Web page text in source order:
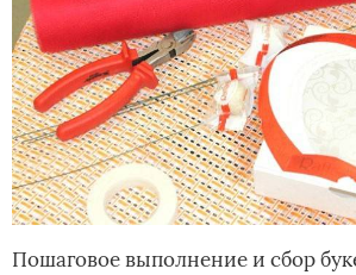
Пошаговое выполнение и сбор